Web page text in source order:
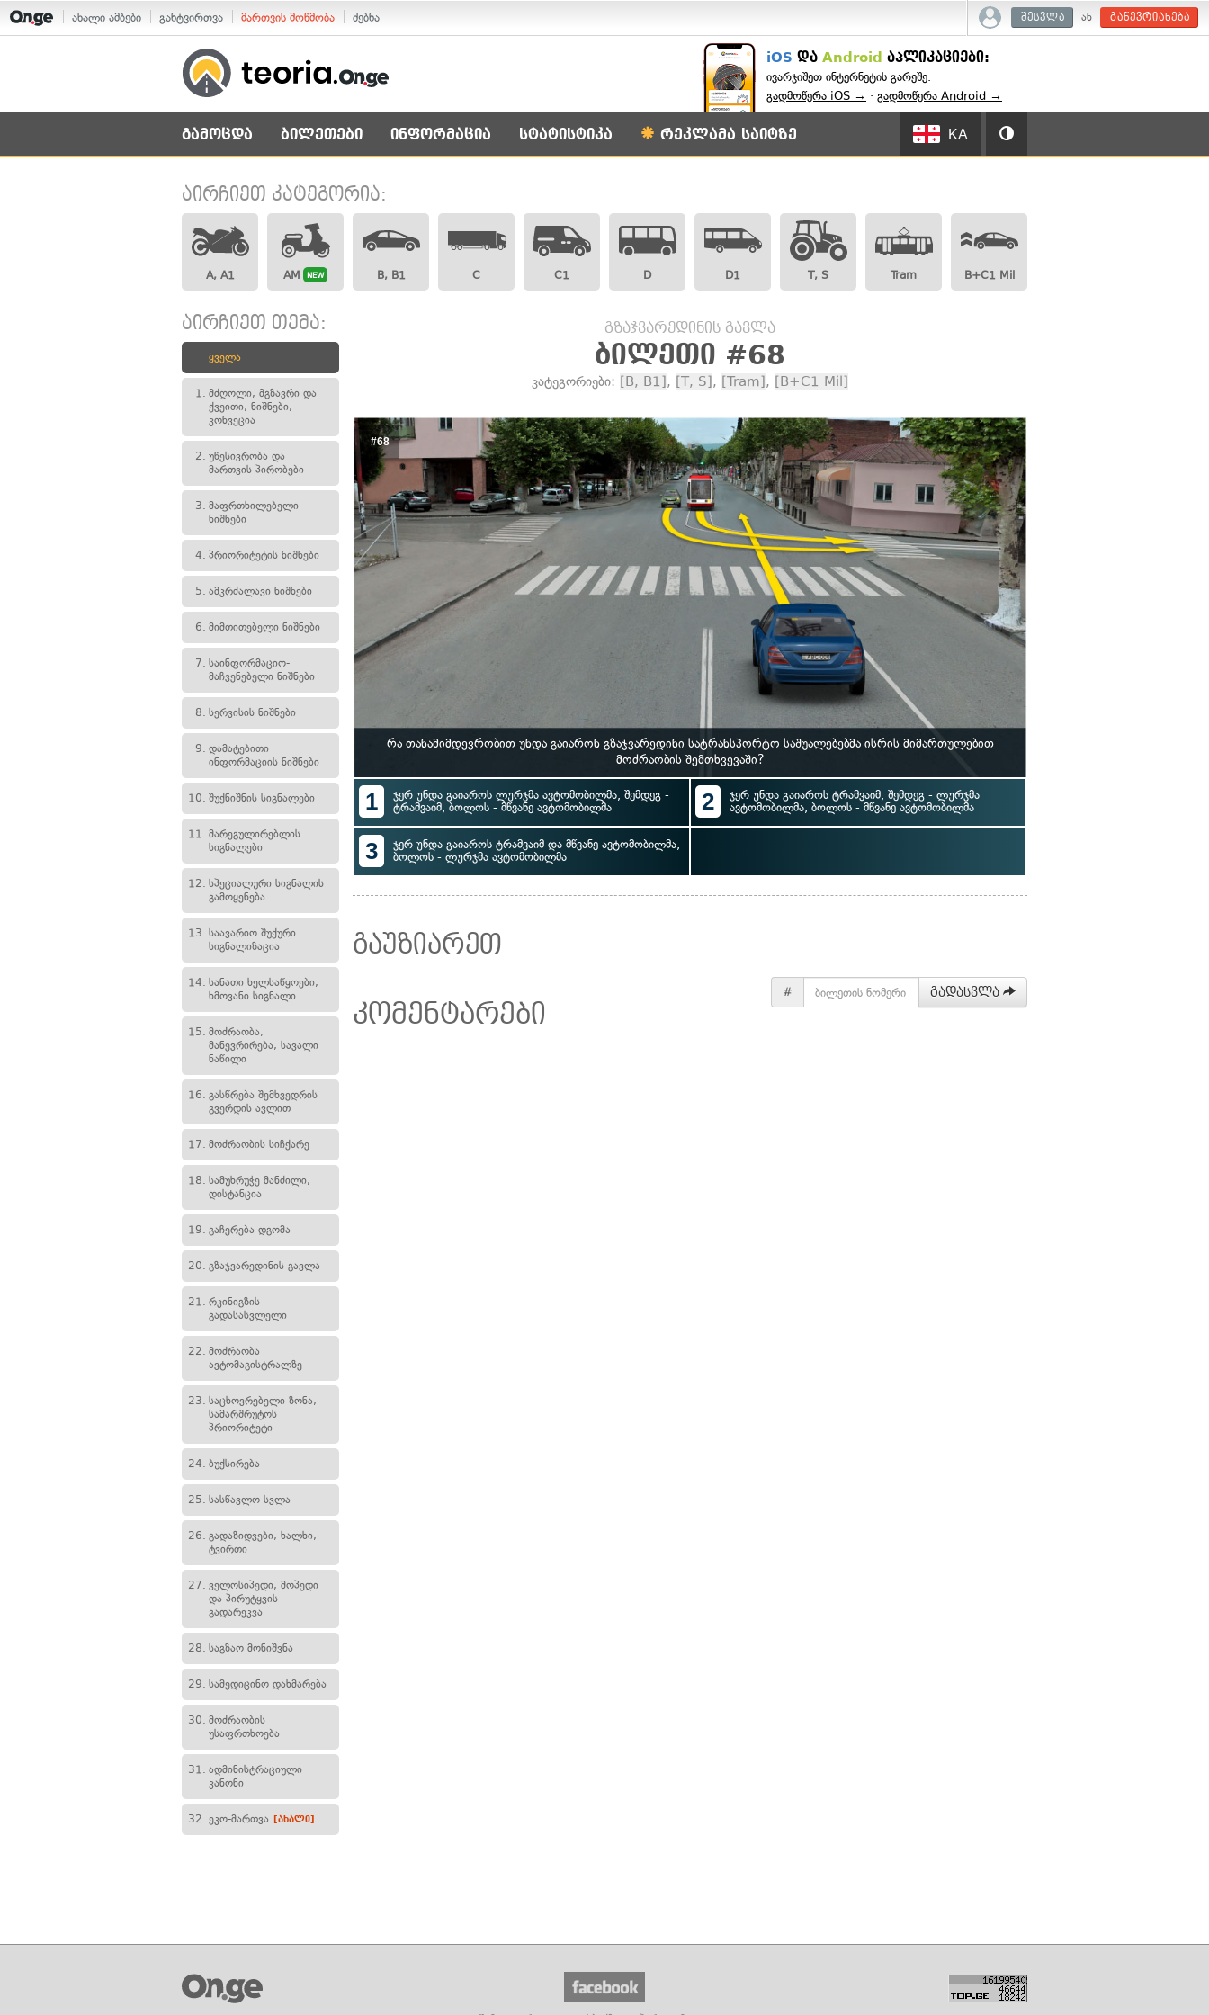
ახალი ამბები განტვირთვა მართვის მოწმობა ძებნა შესვლა ან გაწევრიანება
iOS და Android აპლიკაციები:
ივარჯიშეთ ინტერნეტის გარეშე.
გადმოწერა iOS → · გადმოწერა Android →
გამოცდა ბილეთები ინფორმაცია სტატისტიკა რეკლამა საიტზე KA
აირჩიეთ კატეგორია:
A, A1 AM NEW B, B1 C C1 D D1 T, S Tram B+C1 Mil
აირჩიეთ თემა:
ყველა
1. მძღოლი, მგზავრი და
ქვეითი, ნიშნები,
კონვეცია
2. უწესივრობა და
მართვის პირობები
3. მაფრთხილებელი
ნიშნები
4. პრიორიტეტის ნიშნები
5. ამკრძალავი ნიშნები
6. მიმთითებელი ნიშნები
7. საინფორმაციო-
მაჩვენებელი ნიშნები
8. სერვისის ნიშნები
9. დამატებითი
ინფორმაციის ნიშნები
10. შუქნიშნის სიგნალები
11. მარეგულირებლის
სიგნალები
12. სპეციალური სიგნალის
გამოყენება
13. საავარიო შუქური
სიგნალიზაცია
14. სანათი ხელსაწყოები,
ხმოვანი სიგნალი
15. მოძრაობა,
მანევრირება, სავალი
ნაწილი
16. გასწრება შემხვედრის
გვერდის ავლით
17. მოძრაობის სიჩქარე
18. სამუხრუჭე მანძილი,
დისტანცია
19. გაჩერება დგომა
20. გზაჯვარედინის გავლა
21. რკინიგზის
გადასასვლელი
22. მოძრაობა
ავტომაგისტრალზე
23. საცხოვრებელი ზონა,
სამარშრუტოს
პრიორიტეტი
24. ბუქსირება
25. სასწავლო სვლა
26. გადაზიდვები, ხალხი,
ტვირთი
27. ველოსიპედი, მოპედი
და პირუტყვის
გადარეკვა
28. საგზაო მონიშვნა
29. სამედიცინო დახმარება
30. მოძრაობის
უსაფრთხოება
31. ადმინისტრაციული
კანონი
32. ეკო-მართვა [ახალი]
გზაჯვარედინის გავლა
ბილეთი #68
კატეგორიები: [B, B1], [T, S], [Tram], [B+C1 Mil]
#68
რა თანამიმდევრობით უნდა გაიარონ გზაჯვარედინი სატრანსპორტო საშუალებებმა ისრის მიმართულებით
მოძრაობის შემთხვევაში?
1
ჯერ უნდა გაიაროს ლურჯმა ავტომობილმა, შემდეგ -
ტრამვაიმ, ბოლოს - მწვანე ავტომობილმა
2
ჯერ უნდა გაიაროს ტრამვაიმ, შემდეგ - ლურჯმა
ავტომობილმა, ბოლოს - მწვანე ავტომობილმა
3
ჯერ უნდა გაიაროს ტრამვაიმ და მწვანე ავტომობილმა,
ბოლოს - ლურჯმა ავტომობილმა
# გადასვლა
გაუზიარეთ
კომენტარები